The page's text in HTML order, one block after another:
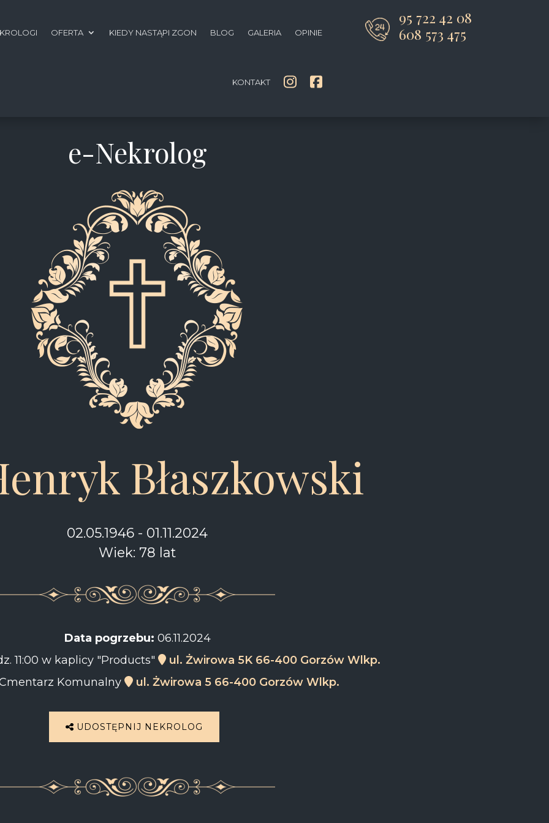
OFERTA KIEDY NASTĄPI ZGON BLOG GALERIA OPINIE
KONTAKT
95 722 42 08
608 573 475
e-Nekrolog
Błaszkowski
02.05.1946 - 01.11.2024
Wiek: 78 lat
Data pogrzebu: 06.11.2024
11:00 w kaplicy "Products"
ul. Żwirowa 5K 66-400 Gorzów Wlkp.
Komunalny
ul. Żwirowa 5 66-400 Gorzów Wlkp.
UDOSTĘPNIJ NEKROLOG